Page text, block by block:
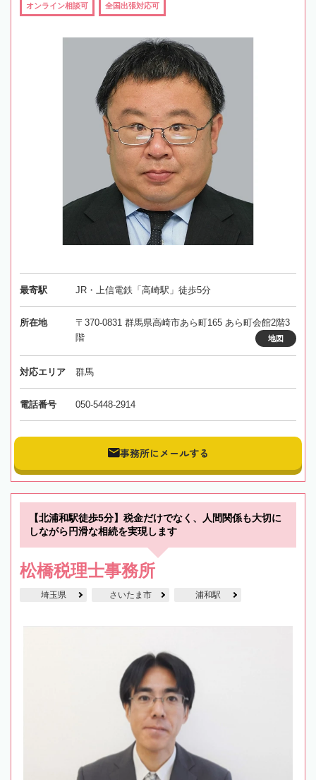
オンライン相談可 全国出張対応可
最寄駅 JR・上信電鉄「高崎駅」徒歩5分
所在地
〒370-0831 群馬県高崎市あら町165 あら町会館2階3
階
地図
対応エリア 群馬
電話番号 050-5448-2914
事務所にメールする
【北浦和駅徒歩5分】税金だけでなく、人間関係も大切に
しながら円滑な相続を実現します
松橋税理士事務所
埼玉県 さいたま市 浦和駅